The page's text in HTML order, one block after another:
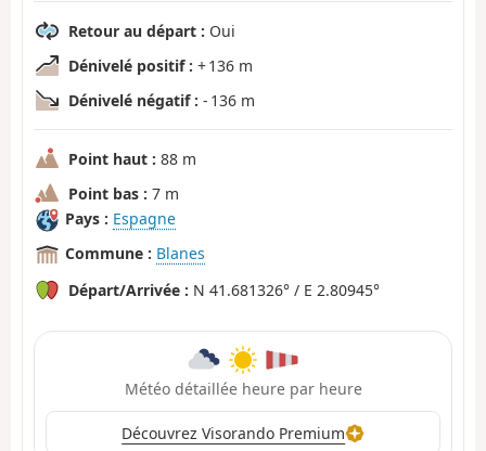
Retour au départ : Oui
Dénivelé positif : + 136 m
Dénivelé négatif : - 136 m
Point haut : 88 m
Point bas : 7 m
Pays : Espagne
Commune : Blanes
Départ/Arrivée : N 41.681326° / E 2.80945°
Météo détaillée heure par heure
Découvrez Visorando Premium